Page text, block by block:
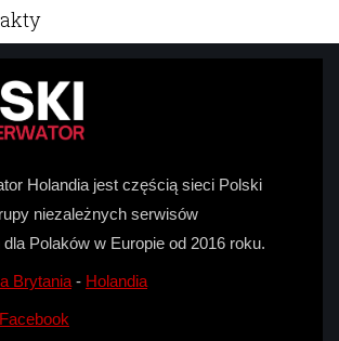
Holandia jest częścią sieci Polski
niezależnych serwisów
Polaków w Europie od 2016 roku.
Brytania- Holandia
Facebook